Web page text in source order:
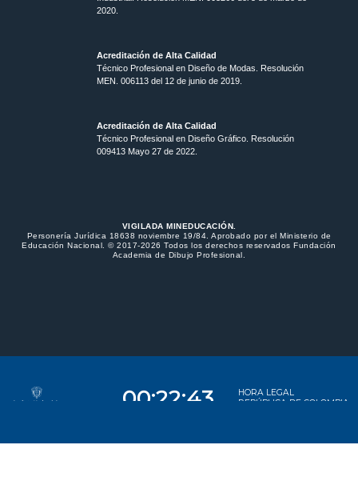
2020.
Acreditación de Alta Calidad
Técnico Profesional en Diseño de Modas. Resolución
MEN. 006113 del 12 de junio de 2019.
Acreditación de Alta Calidad
Técnico Profesional en Diseño Gráfico. Resolución
009413 Mayo 27 de 2022.
VIGILADA MINEDUCACIÓN.
Personería Jurídica 18638 noviembre 19/84. Aprobado por el Ministerio de
Educación Nacional. © 2017-2026 Todos los derechos reservados Fundación
Academia de Dibujo Profesional.